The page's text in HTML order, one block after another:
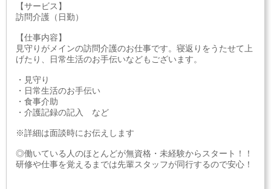
【サービス】
訪問介護（日勤）
【仕事内容】
見守りがメインの訪問介護のお仕事です。寝返りをうたせて上
げたり、日常生活のお手伝いなどもございます。
・見守り
・日常生活のお手伝い
・食事介助
・介護記録の記入 など
※詳細は面談時にお伝えします
◎働いている人のほとんどが無資格・未経験からスタート！！
研修や仕事を覚えるまでは先輩スタッフが同行するので安心！